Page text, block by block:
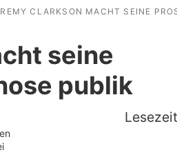
Stars
& Liebe
CLARKSON MACHT SEINE
seine
publik